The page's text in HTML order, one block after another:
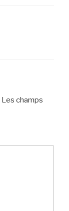
Les champs